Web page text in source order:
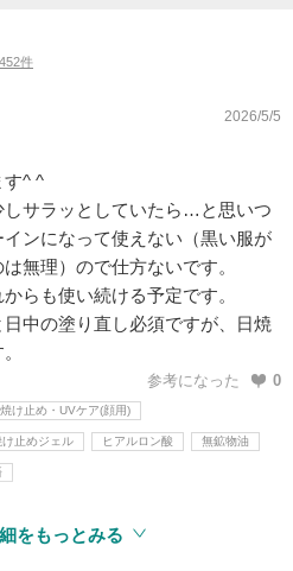
件
2026/5/5
す^ ^
サラッとしていたら…と思いつ
ンになって使えない（黒い服が
無理）ので仕方ないです。
らも使い続ける予定です。
中の塗り直し必須ですが、日焼
参考になった 0
焼け止め・UVケア(顔用)
け止めジェル ヒアルロン酸 無鉱物油
をもっとみる